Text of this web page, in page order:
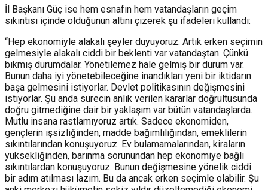
İl Başkanı Güç ise hem esnafın hem vatandaşların geçim
sıkıntısı içinde olduğunun altını çizerek şu ifadeleri kullandı:
“Hep ekonomiyle alakalı şeyler duyuyoruz. Artık erken seçimin
gelmesiyle alakalı ciddi bir beklenti var vatandaştan. Çünkü
bıkmış durumdalar. Yönetilemez hale gelmiş bir durum var.
Bunun daha iyi yönetebileceğine inandıkları yeni bir iktidarın
başa gelmesini istiyorlar. Devlet politikasının değişmesini
istiyorlar. Şu anda sürecin anlık verilen kararlar doğrultusunda
doğru gitmediğine dair bir yaklaşım var bütün vatandaşlarda.
Mutlu insana rastlamıyoruz artık. Sadece ekonomiden,
gençlerin işsizliğinden, madde bağımlılığından, emeklilerin
sıkıntılarından konuşuyoruz. Ev bulamamalarından, kiraların
yüksekliğinden, barınma sorunundan hep ekonomiye bağlı
sıkıntılardan konuşuyoruz. Bunun değişmesine yönelik ciddi
bir adım atılması lazım. Bu da ancak erken seçimle olabilir. Şu